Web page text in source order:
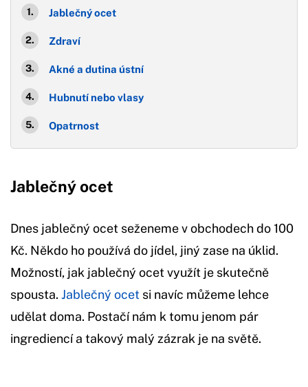
Jablečný ocet
Zdraví
Akné a dutina ústní
Hubnutí nebo vlasy
Opatrnost
Jablečný ocet
Dnes jablečný ocet seženeme v obchodech do 100
Kč. Někdo ho používá do jídel, jiný zase na úklid.
Možností, jak jablečný ocet využít je skutečně
spousta. Jablečný ocet si navíc můžeme lehce
udělat doma. Postačí nám k tomu jenom pár
ingrediencí a takový malý zázrak je na světě.